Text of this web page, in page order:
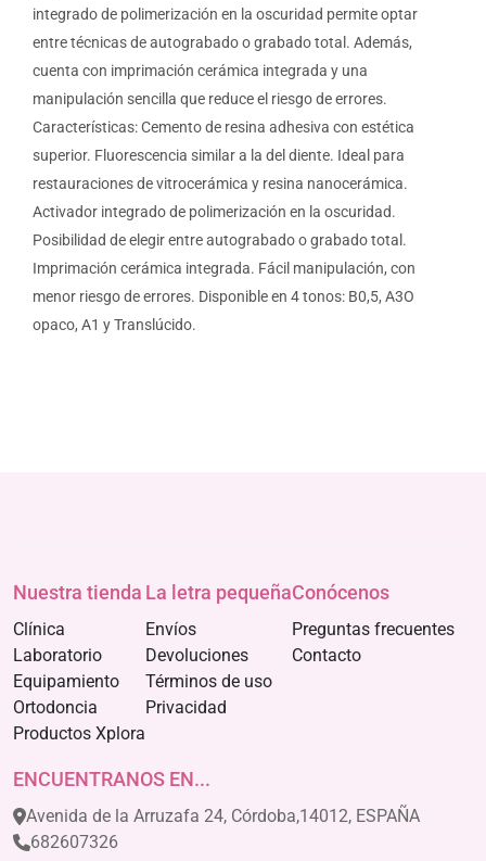
integrado de polimerización en la oscuridad permite optar
entre técnicas de autograbado o grabado total. Además,
cuenta con imprimación cerámica integrada y una
manipulación sencilla que reduce el riesgo de errores.
Características: Cemento de resina adhesiva con estética
superior. Fluorescencia similar a la del diente. Ideal para
restauraciones de vitrocerámica y resina nanocerámica.
Activador integrado de polimerización en la oscuridad.
Posibilidad de elegir entre autograbado o grabado total.
Imprimación cerámica integrada. Fácil manipulación, con
menor riesgo de errores. Disponible en 4 tonos: B0,5, A3O
opaco, A1 y Translúcido.
Nuestra tienda
Clínica
Laboratorio
Equipamiento
Ortodoncia
Productos Xplora
La letra pequeña
Envíos
Devoluciones
Términos de uso
Privacidad
Conócenos
Preguntas frecuentes
Contacto
ENCUENTRANOS EN...
Avenida de la Arruzafa 24, Córdoba,14012, ESPAÑA
682607326